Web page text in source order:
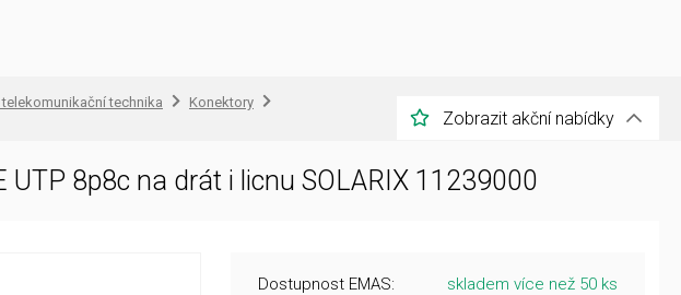
telekomunikační technika
Konektory
Zobrazit akční nabídky
UTP 8p8c na drát i licnu SOLARIX 11239000
Dostupnost EMAS: skladem více než 50 ks